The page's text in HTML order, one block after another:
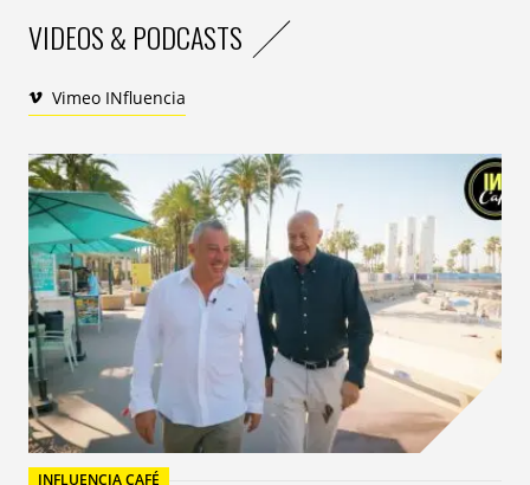
VIDEOS & PODCASTS
Vimeo INfluencia
INFLUENCIA CAFÉ